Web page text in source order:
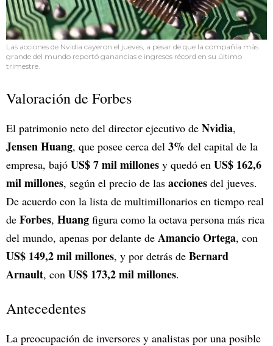
Las acciones de Nvidia cayeron el jueves, a pesar de que la compañía más
grande del mundo reportó ganancias e ingresos récord en su último
trimestre.
Valoración de Forbes
El patrimonio neto del director ejecutivo de Nvidia,
Jensen Huang, que posee cerca del 3% del capital de la
empresa, bajó US$ 7 mil millones y quedó en US$ 162,6
mil millones, según el precio de las acciones del jueves.
De acuerdo con la lista de multimillonarios en tiempo real
de Forbes, Huang figura como la octava persona más rica
del mundo, apenas por delante de Amancio Ortega, con
US$ 149,2 mil millones, y por detrás de Bernard
Arnault, con US$ 173,2 mil millones.
Antecedentes
La preocupación de inversores y analistas por una posible